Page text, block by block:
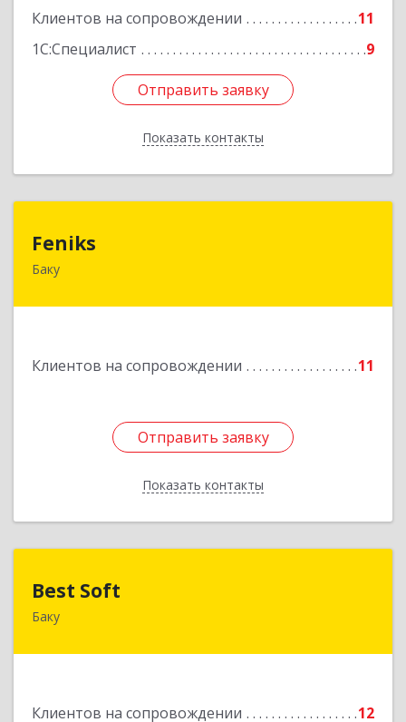
Клиентов на сопровождении
11
1С:Специалист
9
Отправить заявку
Показать контакты
Отправить заявку
Назад
Feniks
Баку
Клиентов на сопровождении 11
Отправить заявку
Показать контакты
AZ1029, Азербайджан, г.Баку, пр. Г. Алиева 187Б,
Отправить заявку
Назад
Best Soft
Баку
Клиентов на сопровождении
12
Азербайджан, Баку, AZ1029, Пр. Г. Алиева 95,